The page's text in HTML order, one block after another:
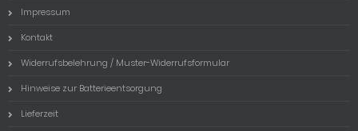
Impressum
Kontakt
Widerrufsbelehrung / Muster-Widerrufsformular
Hinweise zur Batterieentsorgung
Lieferzeit